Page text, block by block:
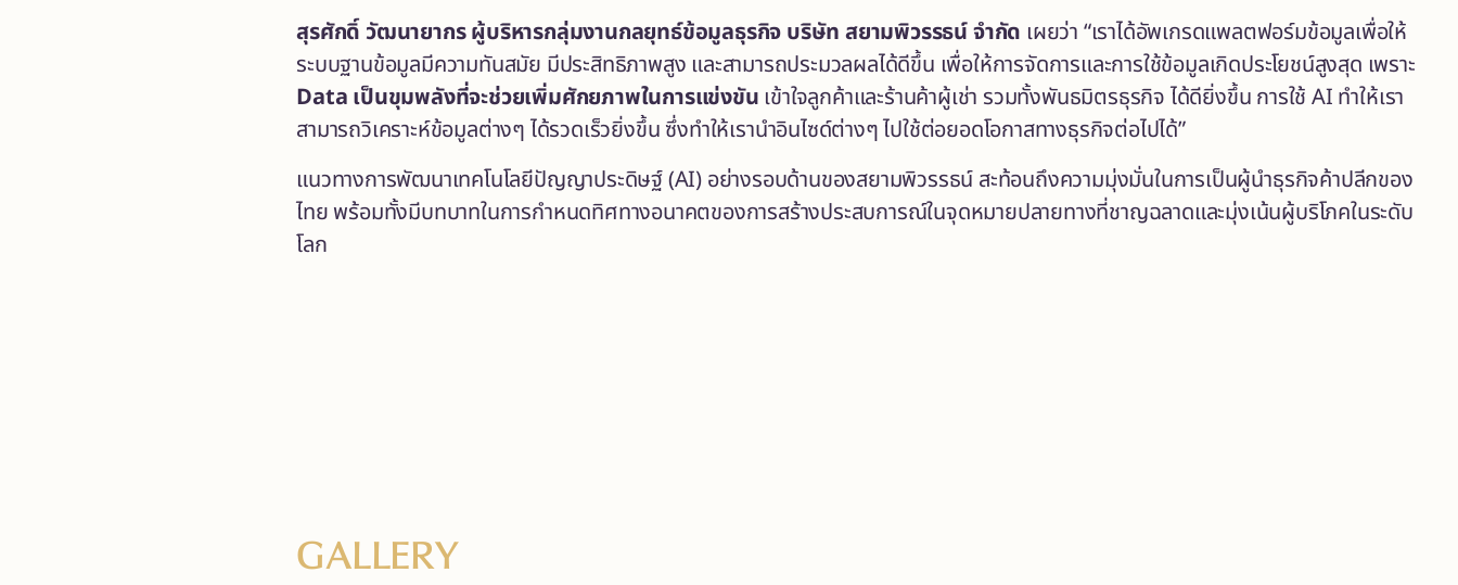
สุรศักดิ์ วัฒนายากรผู้บริหารกลุ่มงานกลยุทธ์ข้อมูลธุรกิจ บริษัท สยามพิวรรธน์ จำกัด เผยว่า “เราได้อัพเกรดแพลตฟอร์มข้อมูลเพื่อให้
ระบบฐานข้อมูลมีความทันสมัย มีประสิทธิภาพสูง และสามารถประมวลผลได้ดีขึ้น เพื่อให้การจัดการและการใช้ข้อมูลเกิดประโยชน์สูงสุด เพราะ
Data เป็นขุมพลังที่จะช่วยเพิ่มศักยภาพในการแข่งขัน เข้าใจลูกค้าและร้านค้าผู้เช่า รวมทั้งพันธมิตรธุรกิจ ได้ดียิ่งขึ้น การใช้ AI ทำให้เรา
สามารถวิเคราะห์ข้อมูลต่างๆ ได้รวดเร็วยิ่งขึ้น ซึ่งทำให้เรานำอินไซด์ต่างๆ ไปใช้ต่อยอดโอกาสทางธุรกิจต่อไปได้”
แนวทางการพัฒนาเทคโนโลยีปัญญาประดิษฐ์ (AI) อย่างรอบด้านของสยามพิวรรธน์ สะท้อนถึงความมุ่งมั่นในการเป็นผู้นำธุรกิจค้าปลีกของ
ไทย พร้อมทั้งมีบทบาทในการกำหนดทิศทางอนาคตของการสร้างประสบการณ์ในจุดหมายปลายทางที่ชาญฉลาดและมุ่งเน้นผู้บริโภคในระดับ
โลก
GALLERY